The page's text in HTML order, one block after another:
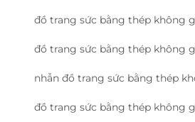
đồ trang sức bằng thép không
đồ trang sức bằng thép không
nhẫn đồ trang sức bằng thép
đồ trang sức bằng thép không